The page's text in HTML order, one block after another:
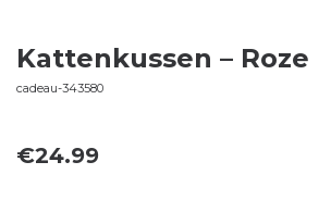
Kattenkussen – Roze
cadeau-343580
€24.99